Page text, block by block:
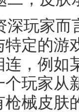
深玩家而
特定的游
连，例如
个玩家从
枪械皮肤